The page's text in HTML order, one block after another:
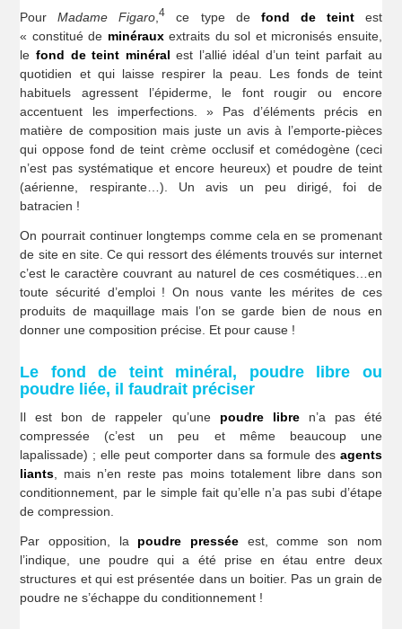
PourMadame Figaro ,4 ce type de fond de teintest
« constitué de minérauxextraits du sol et micronisés ensuite,
le fond de teint minéral est l’allié idéal d’un teint parfait au
quotidien et qui laisse respirer la peau. Les fonds de teint
habituels agressent l’épiderme, le font rougir ou encore
accentuent les imperfections. » Pas d’éléments précis en
matière de composition mais juste un avis à l’emporte-pièces
qui oppose fond de teint crème occlusif et comédogène (ceci
n’est pas systématique et encore heureux) et poudre de teint
(aérienne, respirante…). Un avis un peu dirigé, foi de
batracien !
On pourrait continuer longtemps comme cela en se promenant
de site en site. Ce qui ressort des éléments trouvés sur internet
c’est le caractère couvrant au naturel de ces cosmétiques…en
toute sécurité d’emploi ! On nous vante les mérites de ces
produits de maquillage mais l’on se garde bien de nous en
donner une composition précise. Et pour cause !
Le fond de teint minéral, poudre libre ou
poudre liée, il faudrait préciser
Il est bon de rappeler qu’une poudre libren’a pas été
compressée (c’est un peu et même beaucoup une
lapalissade) ; elle peut comporter dans sa formule des agents
liants, mais n’en reste pas moins totalement libre dans son
conditionnement, par le simple fait qu’elle n’a pas subi d’étape
de compression.
Par opposition, la poudre pressée est, comme son nom
l’indique, une poudre qui a été prise en étau entre deux
structures et qui est présentée dans un boitier. Pas un grain de
poudre ne s’échappe du conditionnement !